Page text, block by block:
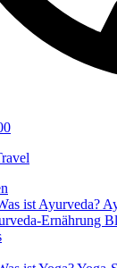
ist Ayurveda?
Ernährung